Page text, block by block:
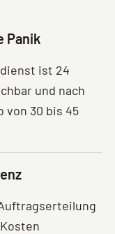
Panik
ist 24
und nach
von 30 bis 45